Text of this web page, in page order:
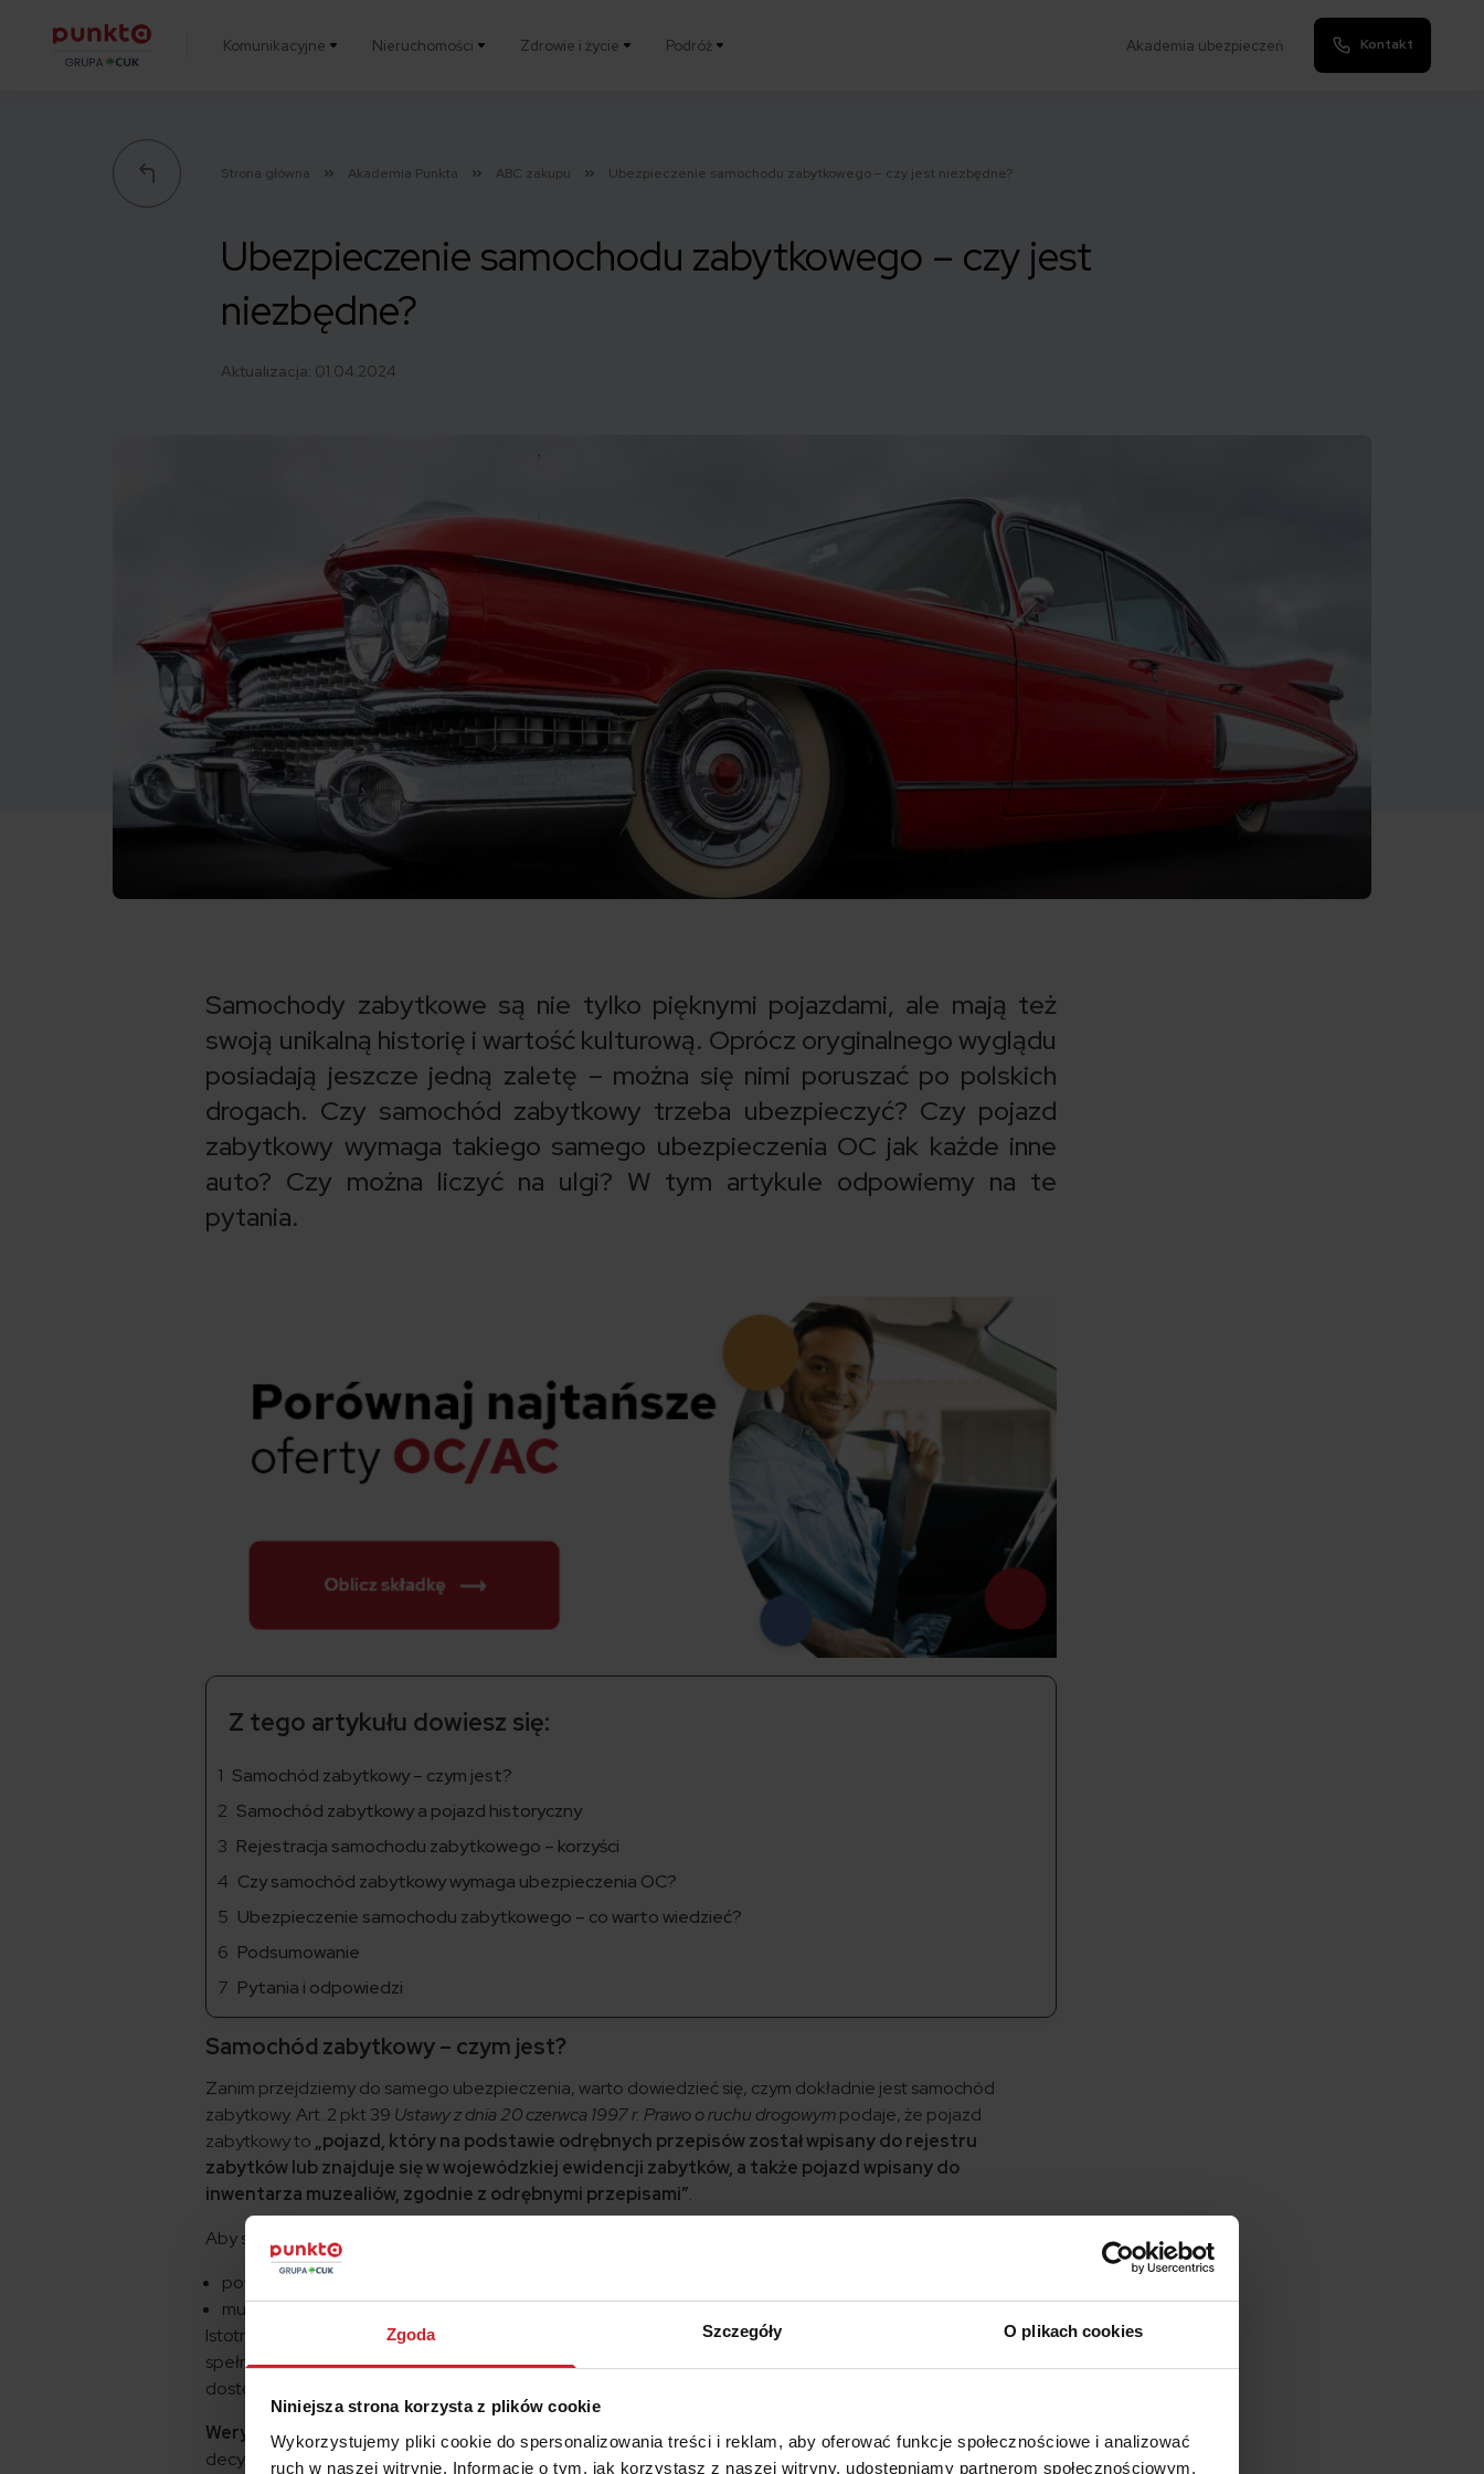
Zgoda Szczegóły O plikach cookies
Niniejsza strona korzysta z plików cookie
Wykorzystujemy pliki cookie do spersonalizowania treści i reklam, aby oferować funkcje społecznościowe i analizować
ruch w naszej witrynie. Informacje o tym, jak korzystasz z naszej witryny, udostępniamy partnerom społecznościowym,
Komunikacyjne Nieruchomości Zdrowie i życie Podróż Akademia ubezpieczeń Kontakt
Strona główna Akademia Punkta ABC zakupu Ubezpieczenie samochodu zabytkowego – czy jest niezbędne?
Ubezpieczenie samochodu zabytkowego – czy jest
niezbędne?
Aktualizacja: 01.04.2024
Samochody zabytkowe są nie tylko pięknymi pojazdami, ale mają też
swoją unikalną historię i wartość kulturową. Oprócz oryginalnego wyglądu
posiadają jeszcze jedną zaletę – można się nimi poruszać po polskich
drogach. Czy samochód zabytkowy trzeba ubezpieczyć? Czy pojazd
zabytkowy wymaga takiego samego ubezpieczenia OC jak każde inne
auto? Czy można liczyć na ulgi? W tym artykule odpowiemy na te
pytania.
Z tego artykułu dowiesz się:
Samochód zabytkowy – czym jest?
Samochód zabytkowy a pojazd historyczny
Rejestracja samochodu zabytkowego – korzyści
Czy samochód zabytkowy wymaga ubezpieczenia OC?
Ubezpieczenie samochodu zabytkowego – co warto wiedzieć?
Podsumowanie
Pytania i odpowiedzi
Samochód zabytkowy – czym jest?
Zanim przejdziemy do samego ubezpieczenia, warto dowiedzieć się, czym dokładnie jest samochód
zabytkowy. Art. 2 pkt 39 Ustawy z dnia 20 czerwca 1997 r. Prawo o ruchu drogowympodaje, że pojazd
zabytkowy to „pojazd, który na podstawie odrębnych przepisów został wpisany do rejestru
zabytków lub znajduje się w wojewódzkiej ewidencji zabytków, a także pojazd wpisany do
inwentarza muzealiów, zgodnie z odrębnymi przepisami”.
Aby samochód mógł być uznany za zabytkowy, musi spełniać określone warunki. Przede wszystkim:
powinien mieć minimum 25 lat,
musi być od co najmniej 15 lat wycofany z produkcji.
Istotne jest również, aby samochód posiadał minimum 75% części oryginalnych. W przypadku, gdy auto nie
spełnia kryteriów wieku, właściciel musi udowodnić jego unikalność. Wartością może być bardzo mała ilość
dostępnych egzemplarzy, ale też towarzyszące produkcji ważne wydarzenia historyczne lub sportowe.
Weryfikację tych warunków przeprowadza wojewódzki konserwator zabytków.
To właśnie on
decyduje o wpisaniu danego samochodu do rejestru zabytków. Pamiętaj, że ocena pojazdu może być